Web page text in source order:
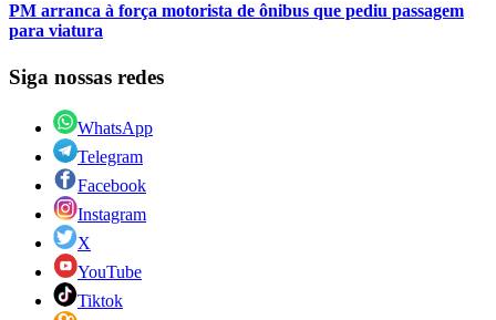
PM arranca à força motorista de ônibus que pediu passagem
para viatura
Siga nossas redes
WhatsApp
Telegram
Facebook
Instagram
X
YouTube
Tiktok